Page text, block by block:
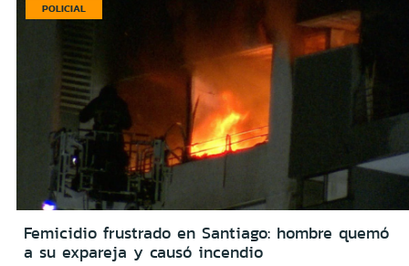
POLICIAL
Femicidio frustrado en Santiago: hombre quemó
a su expareja y causó incendio